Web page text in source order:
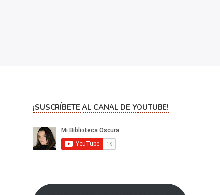
¡SUSCRÍBETE AL CANAL DE YOUTUBE!